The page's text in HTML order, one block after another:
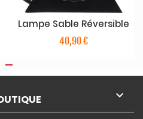
Lampe Sable Réversible
40,90 €
